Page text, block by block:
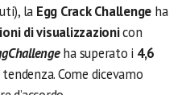
la Egg Crack Challenge ha
di visualizzazionicon
ha superato i 4,6
Come dicevamo